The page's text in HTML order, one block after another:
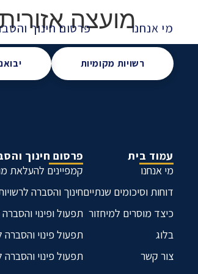
מי אנחנו פרסום חינוך
רשויות מקומיות
מועצה
עמוד בית
מי אנחנו
דוחות וסיכומים שנתיים
כיצד מוסרים למיחזור
בלוג
צור קשר
פרסום חינוך
קמפיינים להעלאת
חינוך והסברה
תפעול ופינוי
תפעול פינוי
תפעול פינוי והסברה